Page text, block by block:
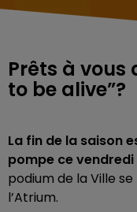
Prêts à vous
to be alive”?
La fin de la saison
pompe ce
podium de la Ville
l’Atrium.